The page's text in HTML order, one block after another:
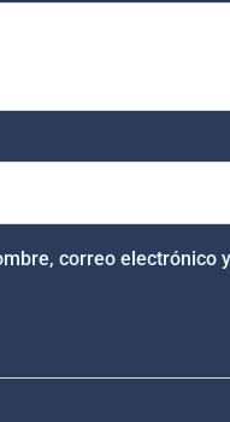
correo electrónico